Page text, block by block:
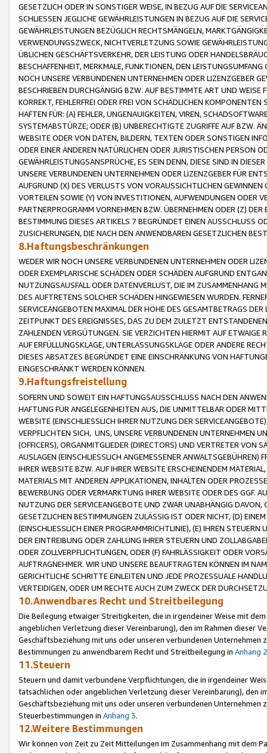
GESETZLICH ODER IN SONSTIGER WEISE, IN BEZUG AUF DIE
SCHLIESSEN JEGLICHE GEWÄHRLEISTUNGEN IN BEZUG AUF DIE
GEWÄHRLEISTUNGEN BEZÜGLICH RECHTSMÄNGELN,
VERWENDUNGSZWECK, NICHTVERLETZUNG SOWIE
ÜBLICHEN GESCHÄFTSVERKEHR, DER LEISTUNG ODER
BESCHAFFENHEIT, MERKMALE, FUNKTIONEN, DEN
NOCH UNSERE VERBUNDENEN UNTERNEHMEN ODER LIZENZGEBER
BESCHRIEBEN DURCHGÄNGIG BZW. AUF BESTIMMTE ART UND
KORREKT, FEHLERFREI ODER FREI VON SCHÄDLICHEN
HAFTEN FÜR: (A) FEHLER, UNGENAUIGKEITEN, VIREN,
SYSTEMABSTÜRZE; ODER (B) UNBERECHTIGTE ZUGRIFFE AUF BZW.
WEBSITE ODER VON DATEN, BILDERN, TEXTEN ODER SONSTIGEN
ODER EINER ANDEREN NATÜRLICHEN ODER JURISTISCHEN PERSON
GEWÄHRLEISTUNGSANSPRÜCHE, ES SEIN DENN, DIESE SIND IN
UNSERE VERBUNDENEN UNTERNEHMEN ODER LIZENZGEBER FÜR
AUFGRUND (X) DES VERLUSTS VON VORAUSSICHTLICHEN
VORTEILEN SOWIE (Y) VON INVESTITIONEN, AUFWENDUNGEN ODER
PARTNERPROGRAMM VORNEHMEN BZW. ÜBERNEHMEN ODER (Z)
BESTIMMUNG DIESES ARTIKELS 7 BEGRÜNDET EINEN AUSSCHLUSS
ZUSICHERUNGEN, DIE NACH DEN ANWENDBAREN GESETZLICHEN
8.Haftungsbeschränkungen
WEDER WIR NOCH UNSERE VERBUNDENEN UNTERNEHMEN ODER
ODER EXEMPLARISCHE SCHÄDEN ODER SCHÄDEN AUFGRUND
NUTZUNGSAUSFALL ODER DATENVERLUST, DIE IM ZUSAMMENHANG
DES AUFTRETENS SOLCHER SCHÄDEN HINGEWIESEN WURDEN.
SERVICEANGEBOTEN MAXIMAL DER HÖHE DES GESAMTBETRAGS
ZEITPUNKT DES EREIGNISSES, DAS ZU DEM ZULETZT
ZAHLENDEN VERGÜTUNGEN. SIE VERZICHTEN HIERMIT AUF
AUF ERFÜLLUNGSKLAGE, UNTERLASSUNGSKLAGE ODER ANDERE
DIESES ABSATZES BEGRÜNDET EINE EINSCHRÄNKUNG VON
EINGESCHRÄNKT WERDEN KÖNNEN.
9.Haftungsfreistellung
SOFERN UND SOWEIT EIN HAFTUNGSAUSSCHLUSS NACH DEN
HAFTUNG FÜR ANGELEGENHEITEN AUS, DIE UNMITTELBAR ODER
WEBSITE (EINSCHLIESSLICH IHRER NUTZUNG DER
VERPFLICHTEN SICH, UNS, UNSERE VERBUNDENEN UNTERNEHMEN
(OFFICERS), ORGANMITGLIEDER (DIRECTORS) UND VERTRETER VON
AUSLAGEN (EINSCHLIESSLICH ANGEMESSENER
IHRER WEBSITE BZW. AUF IHRER WEBSITE ERSCHEINENDEM
MATERIALS MIT ANDEREN APPLIKATIONEN, INHALTEN ODER
BEWERBUNG ODER VERMARKTUNG IHRER WEBSITE ODER DES GGF.
NUTZUNG DER SERVICEANGEBOTE UND ZWAR UNABHÄNGIG
GESETZLICHEN BESTIMMUNGEN ZULÄSSIG IST ODER NICHT, (D)
(EINSCHLIESSLICH EINER PROGRAMMRICHTLINIE), (E) IHREN
DER EINTREIBUNG ODER ZAHLUNG IHRER STEUERN UND
ODER ZOLLVERPFLICHTUNGEN, ODER (F) FAHRLÄSSIGKEIT ODER
AUFTRAGNEHMER. WIR UND UNSERE BEAUFTRAGTEN KÖNNEN IM
GERICHTLICHE SCHRITTE EINLEITEN UND JEDE PROZESSUALE
VERTEIDIGEN, ODER UM RECHTE AUCH ZUM ZWECK DER
10.Anwendbares Recht und Streitbeilegung
Die Beilegung etwaiger Streitigkeiten, die in irgendeiner Weise mit
angeblichen Verletzung dieser Vereinbarung), den im Rahmen dieser
Geschäftsbeziehung mit uns oder unseren verbundenen
Bestimmungen zu anwendbarem Recht und Streitbeilegung in Anhang 2
11.Steuern
Steuern und damit verbundene Verpflichtungen, die in irgendeiner
tatsächlichen oder angeblichen Verletzung dieser Vereinbarung), den
Geschäftsbeziehung mit uns oder unseren verbundenen
Steuerbestimmungen in Anhang 3.
12.Weitere Bestimmungen
Wir können von Zeit zu Zeit Mitteilungen im Zusammenhang mit dem